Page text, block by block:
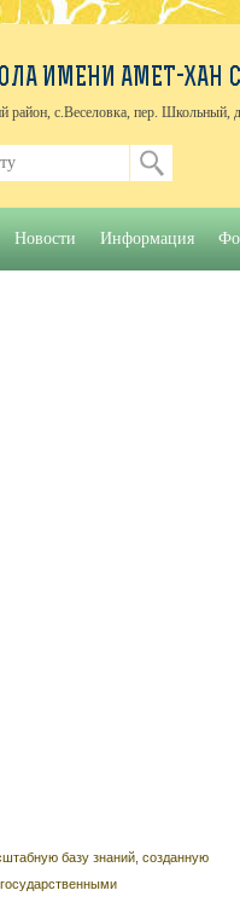
базу знаний, созданную
ИМЕНИ АМЕТ-ХАН
район, с.Веселовка, пер. Школьный,
Новости Информация